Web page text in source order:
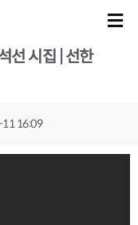
선 시집 | 선한
16:09